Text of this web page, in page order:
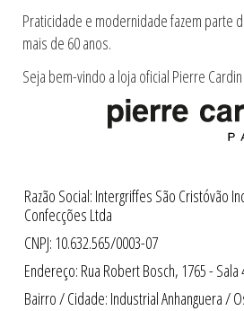
Praticidade e modernidade fazem parte
mais de 60 anos.
Seja bem-vindo a loja oficial Pierre
Razão Social: Intergriffes São Cristóvão
Confecções Ltda
CNPJ: 10.632.565/0003-07
Endereço: Rua Robert Bosch, 1765 - Sala
Bairro / Cidade: Industrial Anhanguera /